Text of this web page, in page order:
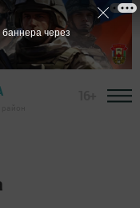
через